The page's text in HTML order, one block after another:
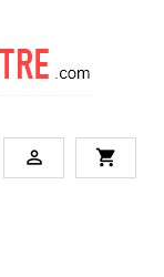
 shopping_cart